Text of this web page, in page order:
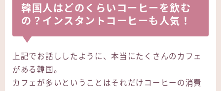
韓国人はどのくらいコーヒーを飲む
の？インスタントコーヒーも人気！
上記でお話ししたように、本当にたくさんのカフェ
がある韓国。
カフェが多いということはそれだけコーヒーの消費